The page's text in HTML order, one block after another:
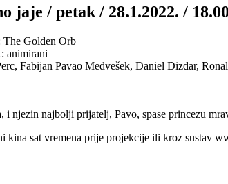
jaje / petak / 28.1.2022. / 18.00
Golden Orb
animirani
Fabijan Pavao Medvešek, Daniel Dizdar,
i njezin najbolji prijatelj, Pavo, spase princezu
kina sat vremena prije projekcije ili kroz sustav